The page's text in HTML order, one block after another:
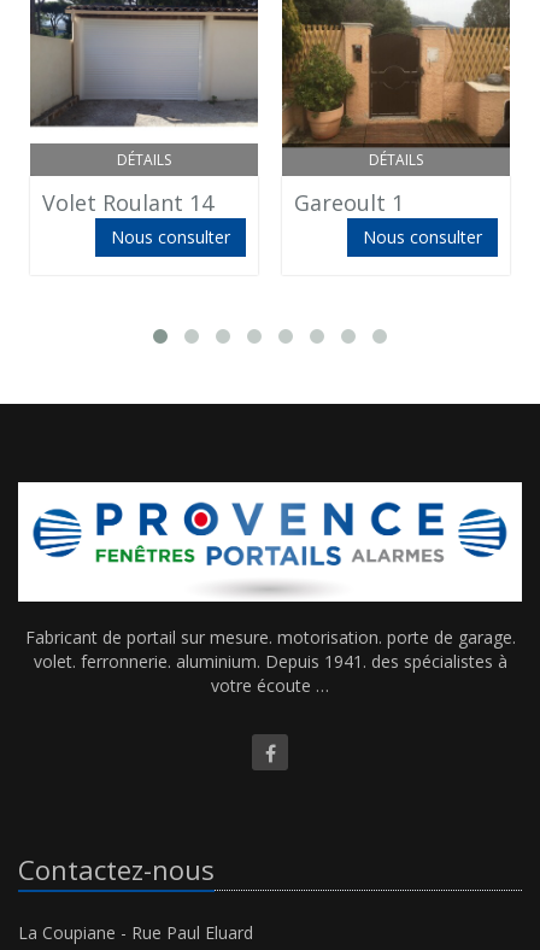
DÉTAILS
Volet Roulant 14
Nous consulter
DÉTAILS
Gareoult 1
Nous consulter
Fabricant de portail sur mesure. motorisation. porte de garage.
volet. ferronnerie. aluminium. Depuis 1941. des spécialistes à
votre écoute …
Contactez-nous
La Coupiane - Rue Paul Eluard